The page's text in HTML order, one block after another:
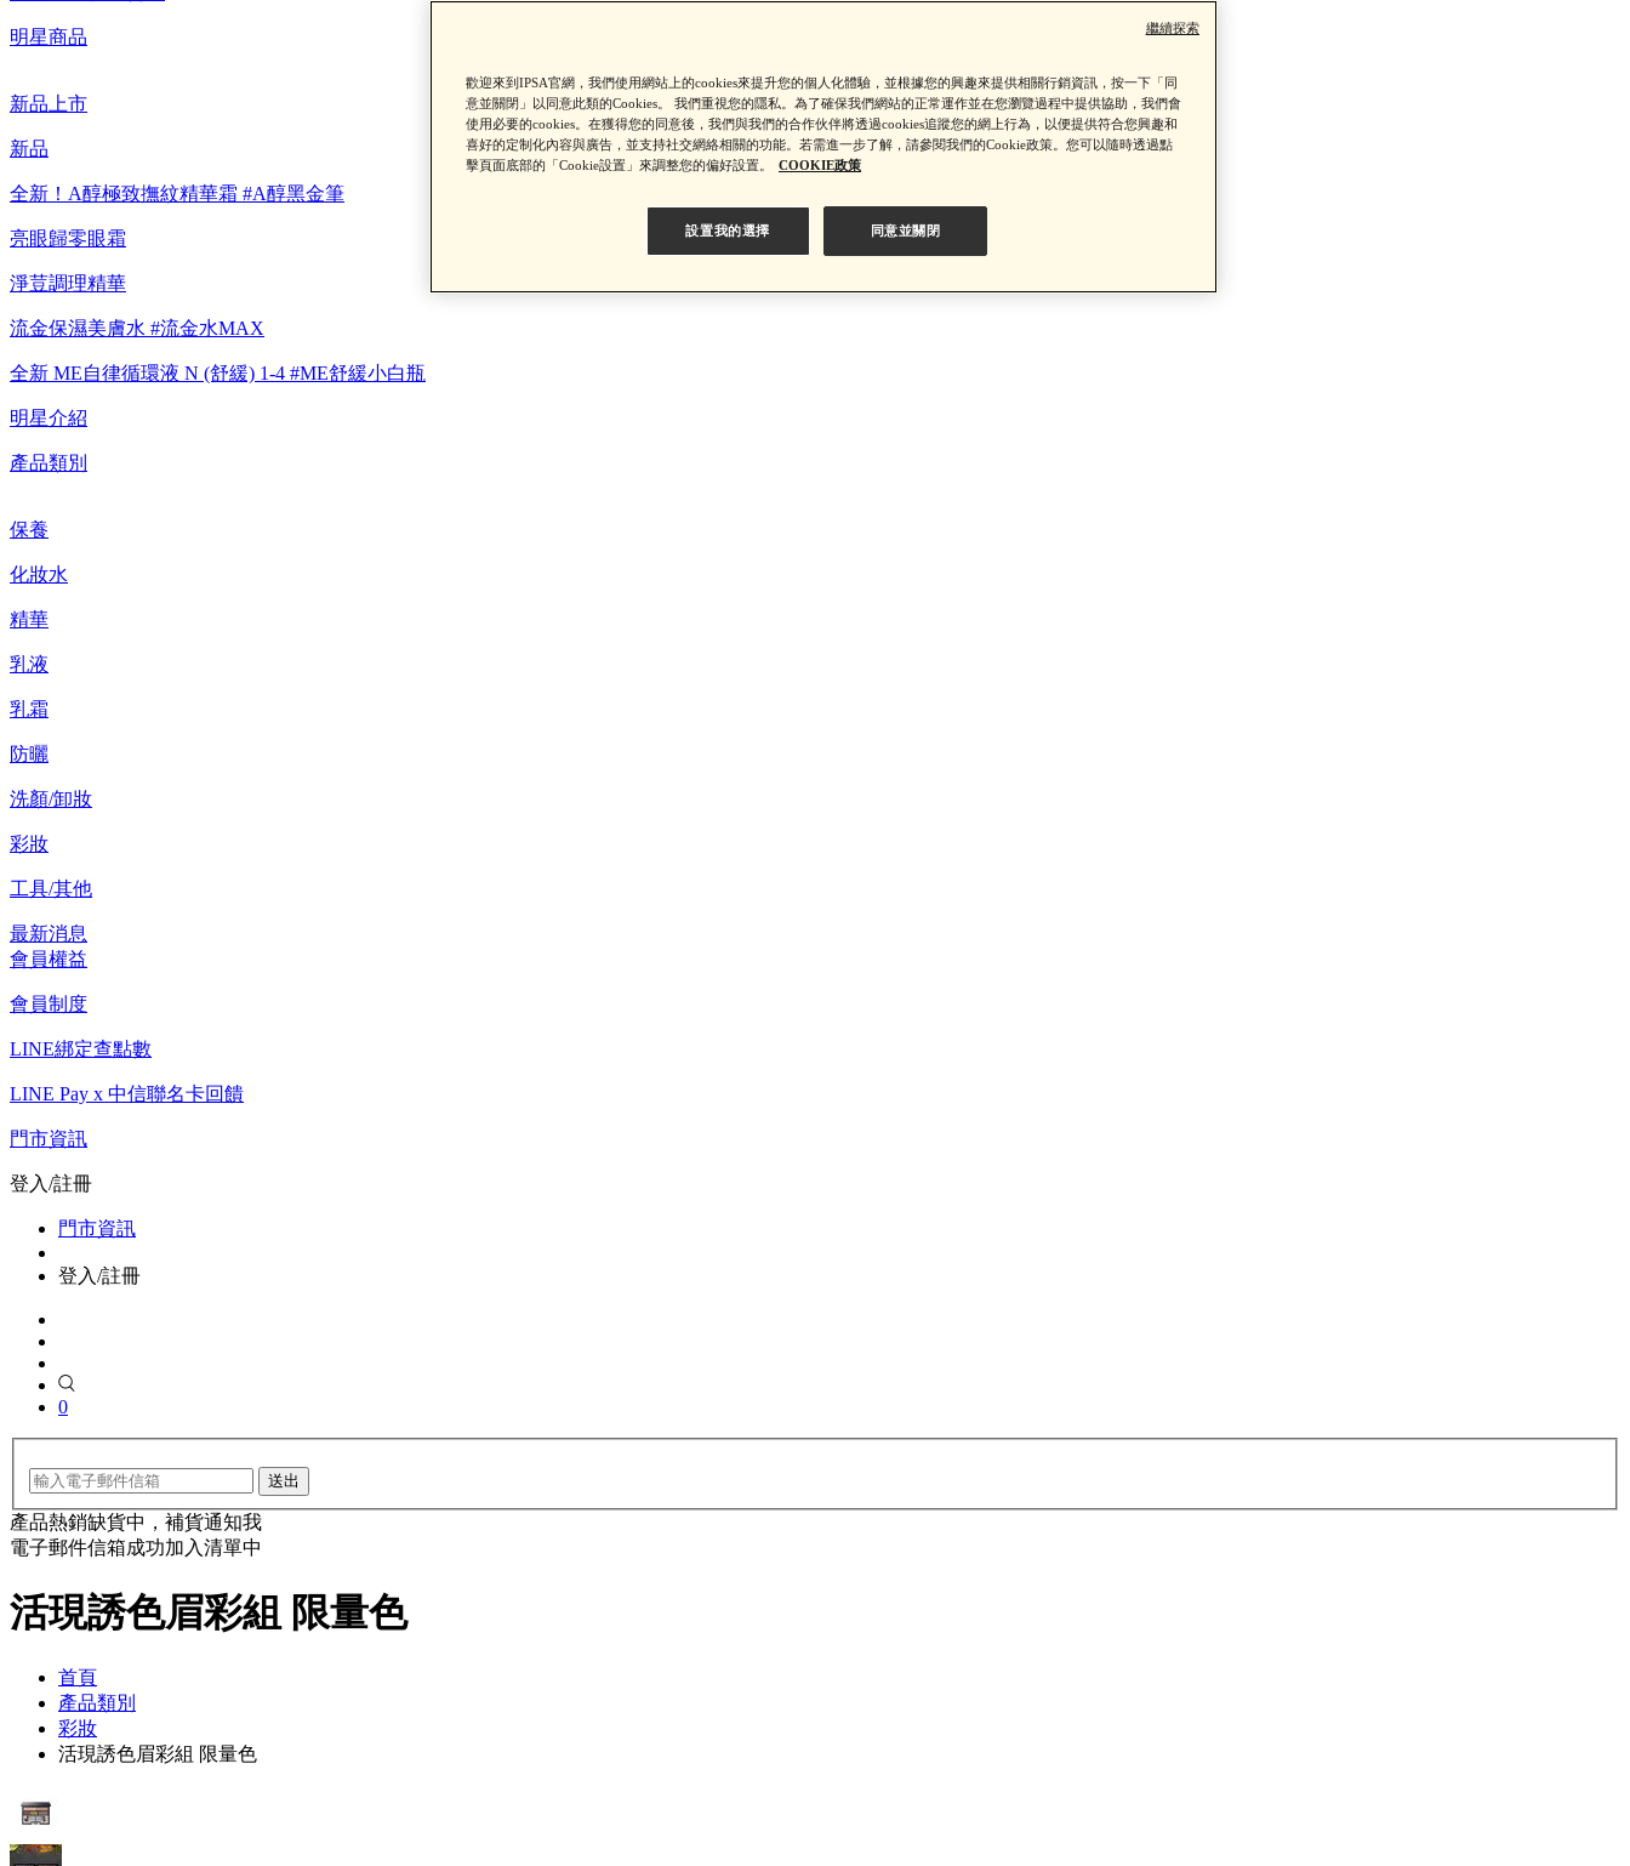
【8/4-8/9 新客LINE購物導購滿$2,000送100點LINE POINTS！】▼點我了解詳情
【8/4-8/9 滿額享好禮▼點我了解詳情】
明星商品
新品上市
新品
全新！A醇極致撫紋精華霜 #A醇黑金筆
亮眼歸零眼霜
淨荳調理精華
流金保濕美膚水 #流金水MAX
全新 ME自律循環液 N (舒緩) 1-4 #ME舒緩小白瓶
明星介紹
產品類別
保養
化妝水
精華
乳液
乳霜
防曬
洗顏/卸妝
彩妝
工具/其他
最新消息
會員權益
會員制度
LINE綁定查點數
LINE Pay x 中信聯名卡回饋
門市資訊
登入/註冊
門市資訊
登入/註冊
0
送出
產品熱銷缺貨中，補貨通知我
電子郵件信箱成功加入清單中
活現誘色眉彩組 限量色
首頁
產品類別
彩妝
活現誘色眉彩組 限量色
歡迎來到IPSA官網，我們使用網站上的cookies來提升您的個人化體驗，並根據您的興趣來提供相關行銷資訊，按一下「同
意並關閉」以同意此類的Cookies。 我們重視您的隱私。為了確保我們網站的正常運作並在您瀏覽過程中提供協助，我們會
使用必要的cookies。在獲得您的同意後，我們與我們的合作伙伴將透過cookies追蹤您的網上行為，以便提供符合您興趣和
喜好的定制化內容與廣告，並支持社交網絡相關的功能。若需進一步了解，請參閱我們的Cookie政策。您可以隨時透過點
擊頁面底部的「Cookie設置」來調整您的偏好設置。
COOKIE政策
設置我的選擇 同意並關閉
繼續探索